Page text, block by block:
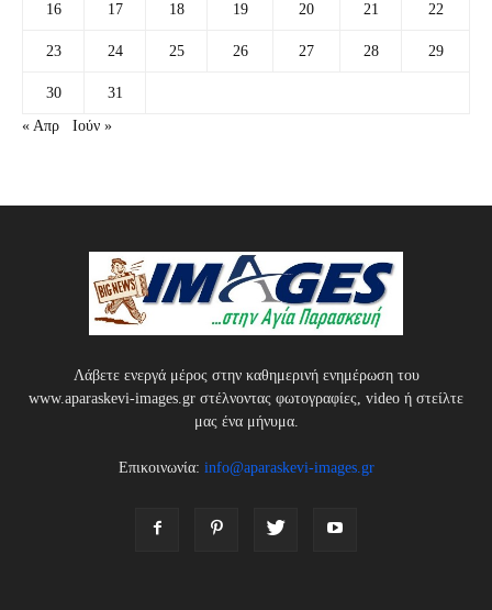
16 17 18 19 20 21 22
23 24 25 26 27 28 29
30
31
« Απρ
Ιούν »
Λάβετε ενεργά μέρος στην καθημερινή ενημέρωση του
www.aparaskevi-images.gr στέλνοντας φωτογραφίες, video ή στείλτε
μας ένα μήνυμα.
Επικοινωνία: info@aparaskevi-images.gr